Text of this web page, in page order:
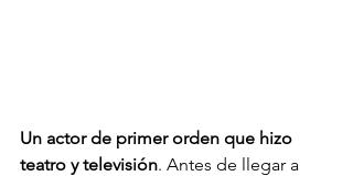
Un actor de primer orden que hizo
teatro y televisión. Antes de llegar a